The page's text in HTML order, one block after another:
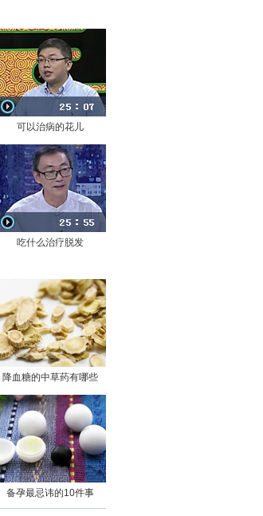
可以治病的花儿
吃什么治疗脱发
降血糖的中草药有哪些
备孕最忌讳的10件事